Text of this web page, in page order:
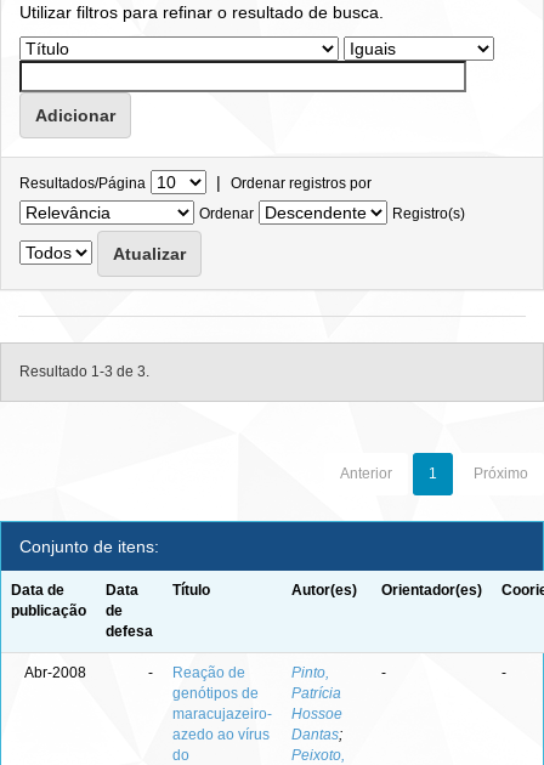
Utilizar filtros para refinar o resultado de busca.
Resultados/Página | Ordenar registros por
Ordenar
Registro(s)
Resultado 1-3 de 3.
Anterior 1 Próximo
Conjunto de itens:
Data de
publicação
Data
de
defesa
Título Autor(es) Orientador(es)
Abr-2008 -
Reação de
genótipos de
maracujazeiro-
azedo ao vírus
do
Pinto,
Patrícia
Hossoe
Dantas;
Peixoto,
- -